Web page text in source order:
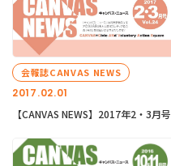
2017.02.01
会報誌CANVAS NEWS
【CANVAS NEWS】2017年2・3月号